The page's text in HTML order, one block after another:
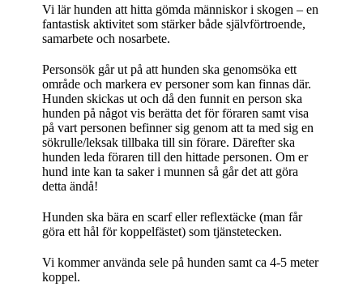
Vi lär hunden att hitta gömda människor i skogen – en
fantastisk aktivitet som stärker både självförtroende,
samarbete och nosarbete.
Personsök går ut på att hunden ska genomsöka ett
område och markera ev personer som kan finnas där.
Hunden skickas ut och då den funnit en person ska
hunden på något vis berätta det för föraren samt visa
på vart personen befinner sig genom att ta med sig en
sökrulle/leksak tillbaka till sin förare. Därefter ska
hunden leda föraren till den hittade personen. Om er
hund inte kan ta saker i munnen så går det att göra
detta ändå!
Hunden ska bära en scarf eller reflextäcke (man får
göra ett hål för koppelfästet) som tjänstetecken.
Vi kommer använda sele på hunden samt ca 4-5 meter
koppel.